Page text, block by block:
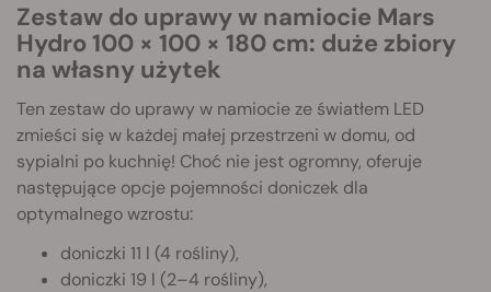
Zestaw do uprawy w namiocie Mars
Hydro 100 × 100 × 180 cm: duże zbiory
na własny użytek
Ten zestaw do uprawy w namiocie ze światłem LED
zmieści się w każdej małej przestrzeni w domu, od
sypialni po kuchnię! Choć nie jest ogromny, oferuje
następujące opcje pojemności doniczek dla
optymalnego wzrostu:
doniczki 11 l (4 rośliny),
doniczki 19 l (2–4 rośliny),